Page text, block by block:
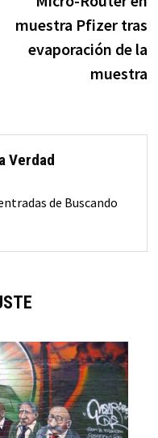
muestra Pfizer tras
evaporación de la
muestra
Verdad
de Buscando